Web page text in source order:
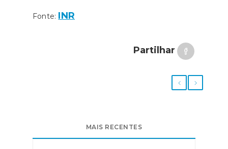
Fonte: INR
Partilhar
MAIS RECENTES